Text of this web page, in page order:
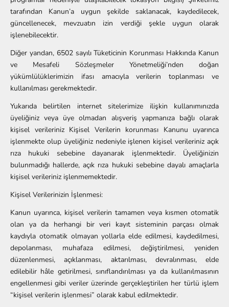
tarafından Kanun’a uygun şekilde saklanacak, kaydedilecek,
güncellenecek, mevzuatın izin verdiği şekle uygun olarak
işlenebilecektir.
Diğer yandan, 6502 sayılı Tüketicinin Korunması Hakkında Kanun
ve Mesafeli Sözleşmeler Yönetmeliği’nden doğan
yükümlülüklerimizin ifası amacıyla verilerin toplanması ve
kullanılması gerekmektedir.
Yukarıda belirtilen internet sitelerimize ilişkin kullanımınızda
üyeliğiniz veya üye olmadan alışveriş yapmanıza bağlı olarak
kişisel verileriniz Kişisel Verilerin korunması Kanunu uyarınca
işlenmekte olup üyeliğiniz nedeniyle işlenen kişisel verileriniz açık
rıza hukuki sebebine dayanarak işlenmektedir. Üyeliğinizin
bulunmadığı hallerde, açık rıza hukuki sebebine dayalı amaçlarla
kişisel verileriniz işlenmemektedir.
Kişisel Verilerinizin İşlenmesi:
Kanun uyarınca, kişisel verilerin tamamen veya kısmen otomatik
olan ya da herhangi bir veri kayıt sisteminin parçası olmak
kaydıyla otomatik olmayan yollarla elde edilmesi, kaydedilmesi,
depolanması, muhafaza edilmesi, değiştirilmesi, yeniden
düzenlenmesi, açıklanması, aktarılması, devralınması, elde
edilebilir hâle getirilmesi, sınıflandırılması ya da kullanılmasının
engellenmesi gibi veriler üzerinde gerçekleştirilen her türlü işlem
“kişisel verilerin işlenmesi” olarak kabul edilmektedir.